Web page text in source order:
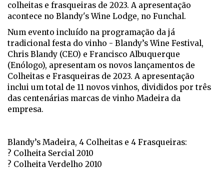
colheitas e frasqueiras de 2023. A apresentação
acontece no Blandy's Wine Lodge, no Funchal.
Num evento incluído na programação da já
tradicional festa do vinho - Blandy’s Wine Festival,
Chris Blandy (CEO) e Francisco Albuquerque
(Enólogo), apresentam os novos lançamentos de
Colheitas e Frasqueiras de 2023. A apresentação
inclui um total de 11 novos vinhos, divididos por três
das centenárias marcas de vinho Madeira da
empresa.
Blandy’s Madeira, 4 Colheitas e 4 Frasqueiras:
? Colheita Sercial 2010
? Colheita Verdelho 2010